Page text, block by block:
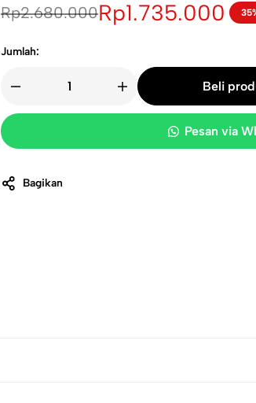
Rp2.680.000Rp1.735.000
Jumlah:
Beli
Pesan via
Bagikan